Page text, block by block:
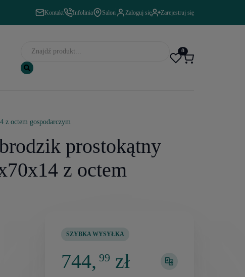
Kontakt Infolinia Salon Zaloguj się Zarejestruj się
0
z octem gospodarczym
prostokątny
z octem
SZYBKA WYSYŁKA
744,99 zł